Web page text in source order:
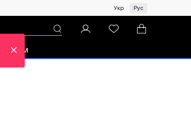
Женщинам | Топ бренды со скидками!
Укр Рус
Про ЦУМ